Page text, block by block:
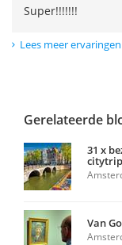
Super!!!!!!!
Lees meer
Gerelateerde
31 x
citytrip
Van